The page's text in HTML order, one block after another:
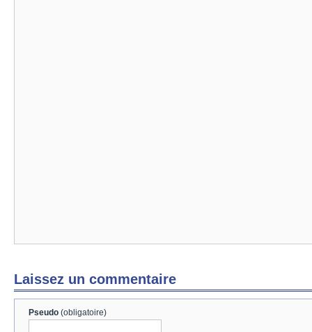
Laissez un commentaire
Pseudo (obligatoire)